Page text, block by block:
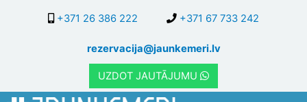
galveno
saturu
+371 26 386 222 +371 67 733 242
rezervacija@jaunkemeri.lv
UZDOT JAUTĀJUMU